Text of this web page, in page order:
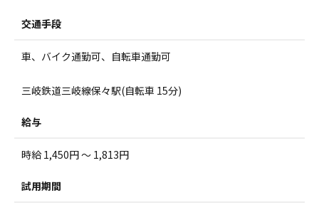
交通手段
車、バイク通勤可、自転車通勤可
三岐鉄道三岐線保々駅(自転車 15分)
給与
時給 1,450円 ～ 1,813円
試用期間